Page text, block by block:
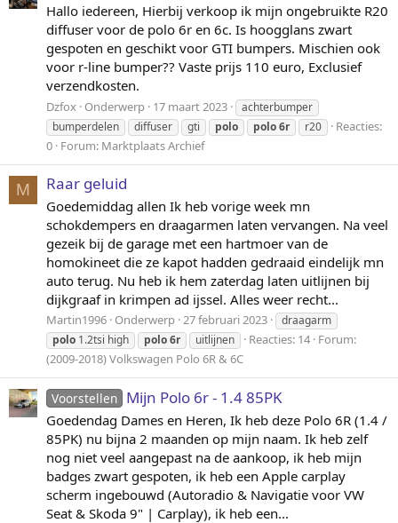
Hallo iedereen, Hierbij verkoop ik mijn ongebruikte R20
diffuser voor de polo 6r en 6c. Is hoogglans zwart
gespoten en geschikt voor GTI bumpers. Mischien ook
voor r-line bumper?? Vaste prijs 110 euro, Exclusief
verzendkosten.
Dzfox Onderwerp 17 maart 2023
achterbumper
bumperdelen
diffuser gti polo polo6r r20
Reacties:
0 Forum: Marktplaats Archief
M Raar geluid
Goedemiddag allen Ik heb vorige week mn
schokdempers en draagarmen laten vervangen. Na veel
gezeik bij de garage met een hartmoer van de
homokineet die ze kapot hadden gedraaid eindelijk mn
auto terug. Nu heb ik hem zaterdag laten uitlijnen bij
dijkgraaf in krimpen ad ijssel. Alles weer recht...
Martin1996 Onderwerp 27 februari 2023
draagarm
polo 1.2tsi high polo6r uitlijnen Reacties: 14 Forum:
(2009-2018) Volkswagen Polo 6R & 6C
Voorstellen Mijn Polo 6r - 1.4 85PK
Goedendag Dames en Heren, Ik heb deze Polo 6R (1.4 /
85PK) nu bijna 2 maanden op mijn naam. Ik heb zelf
nog niet veel aangepast na de aankoop, ik heb mijn
badges zwart gespoten, ik heb een Apple carplay
scherm ingebouwd (Autoradio & Navigatie voor VW
Seat & Skoda 9" | Carplay), ik heb een...